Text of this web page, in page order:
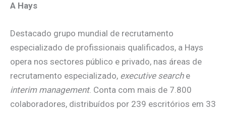
A Hays
Destacado grupo mundial de recrutamento
especializado de profissionais qualificados, a Hays
opera nos sectores público e privado, nas áreas de
recrutamento especializado, executive searche
interim management. Conta com mais de 7.800
colaboradores, distribuídos por 239 escritórios em 33